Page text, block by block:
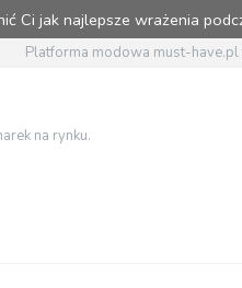
Ci jak najlepsze wrażenia
Platforma modowa must-
na rynku.